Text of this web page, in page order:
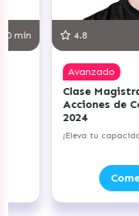
min 4.8
Avanzado
Clase
Acciones de
2024
¡Eleva tu